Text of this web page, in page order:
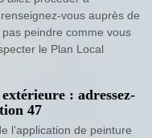
vous auprès de
peindre comme vous
le Plan Local
: adressez-
47
l’application de peinture